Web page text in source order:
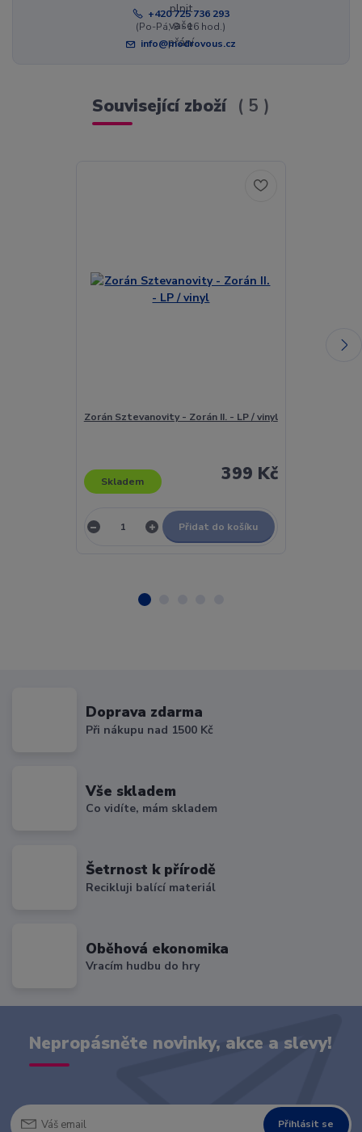
+420 725 736 293
(Po-Pá, 8 - 16 hod.)
info@modrovous.cz
Související zboží 5
Zorán Sztevanovity - Zorán II. - LP / vinyl
399 Kč
Skladem
Přidat do košíku
Doprava zdarma
Při nákupu nad 1500 Kč
Vše skladem
Co vidíte, mám skladem
Šetrnost k přírodě
Recikluji balící materiál
Oběhová ekonomika
Vracím hudbu do hry
Nepropásněte novinky, akce a slevy!
Přihlásit se